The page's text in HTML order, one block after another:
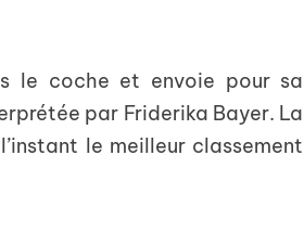
le coche et envoie pour sa
par Friderika Bayer. La
le meilleur classement